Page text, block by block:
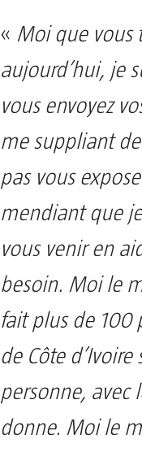
« Moi que vous
aujourd’hui, je
vous envoyez
me suppliant
pas vous
mendiant que
vous venir en
besoin. Moi le
fait plus de 100
de Côte d’Ivoire
personne, avec
donne. Moi le